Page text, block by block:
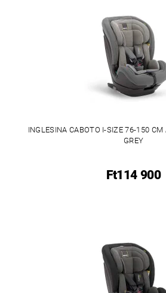
INGLESINA CABOTO I-SIZE 76-150 CM
GREY
Ft114 900